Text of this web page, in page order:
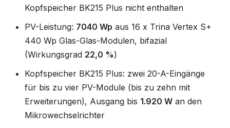
Kopfspeicher BK215 Plus nicht enthalten
PV-Leistung: 7040 Wp aus 16 x Trina Vertex S+
440 Wp Glas-Glas-Modulen, bifazial
(Wirkungsgrad 22,0 %)
Kopfspeicher BK215 Plus: zwei 20-A-Eingänge
für bis zu vier PV-Module (bis zu zehn mit
Erweiterungen), Ausgang bis 1.920 W an den
Mikrowechselrichter